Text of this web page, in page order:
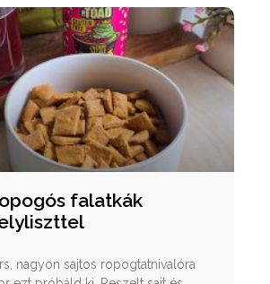
falatkák
nagyon sajtos ropogtatnivalóra